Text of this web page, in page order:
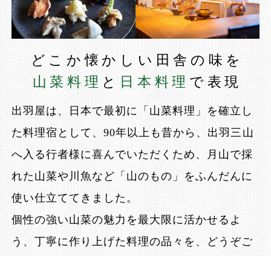
どこか懐かしい田舎の味を
山菜料理 と 日本料理 で表現
出羽屋は、日本で最初に「山菜料理」を確立し
た料理宿として、 90年以上も昔から、出羽三山
へ入る行者様に喜んでいただくため、
月山で採
れた山菜や川魚など「山のもの」をふんだんに
使い仕立ててきました。
個性の強い山菜の魅力を最大限に活かせるよ
う、丁寧に作り上げた料理の品々を、どうぞご